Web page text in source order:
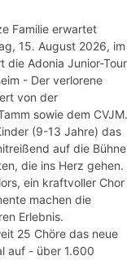
Familie erwartet
15. August 2026, im
die Adonia Junior-Tour
- Der verlorene
von der
sowie dem CVJM.
(9-13 Jahre) das
auf die Bühne
die ins Herz gehen.
ein kraftvoller Chor
machen die
Erlebnis.
25 Chöre das neue
auf - über 1.600